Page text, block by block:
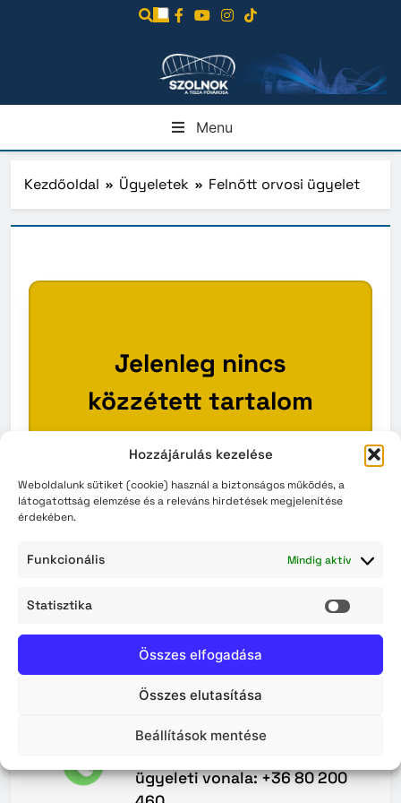
Hozzájárulás kezelése
Weboldalunk sütiket (cookie) használ a biztonságos működés, a
látogatottság elemzése és a releváns hirdetések megjelenítése
érdekében.
Funkcionális Mindig aktív
Statisztika
Összes elfogadása
Összes elutasítása
Beállítások mentése
Menu
Kezdőoldal Ügyeletek Felnőtt orvosi ügyelet
Jelenleg nincs
közzétett tartalom
Ez a szakasz pillanatnyilag üres.
MaradjunkKapcsolatban
ügyeleti vonala: +36 80 200